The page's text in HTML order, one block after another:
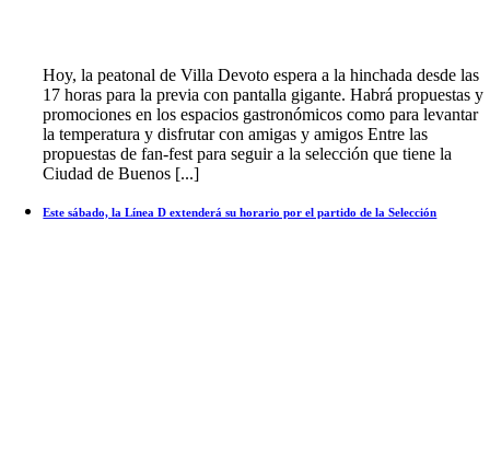
Hoy, la peatonal de Villa Devoto espera a la hinchada desde las
17 horas para la previa con pantalla gigante. Habrá propuestas y
promociones en los espacios gastronómicos como para levantar
la temperatura y disfrutar con amigas y amigos Entre las
propuestas de fan-fest para seguir a la selección que tiene la
Ciudad de Buenos [...]
Este sábado, la Línea D extenderá su horario por el partido de la Selección